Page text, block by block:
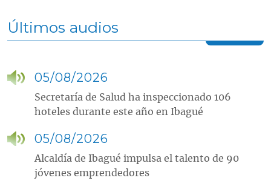
Últimos audios
05/08/2026
Secretaría de Salud ha inspeccionado 106
hoteles durante este año en Ibagué
05/08/2026
Alcaldía de Ibagué impulsa el talento de 90
jóvenes emprendedores